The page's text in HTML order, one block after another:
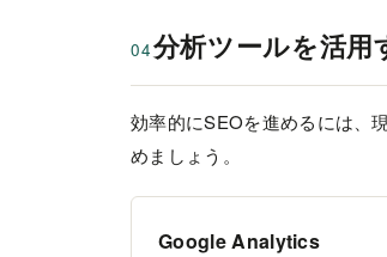
04分析ツールを活用
効率的にSEOを進めるには、
めましょう。
Google Analytics